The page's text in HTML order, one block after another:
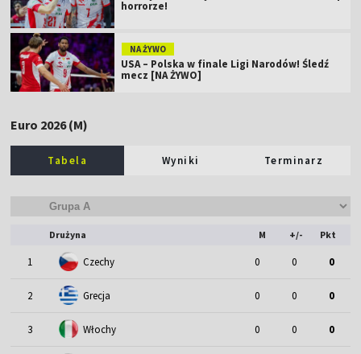
horrorze!
NA ŻYWO
USA – Polska w finale Ligi Narodów! Śledź
mecz [NA ŻYWO]
Euro 2026 (M)
Tabela Wyniki Terminarz
Drużyna M +/- Pkt
1 Czechy 0 0 0
2 Grecja 0 0 0
3 Włochy 0 0 0